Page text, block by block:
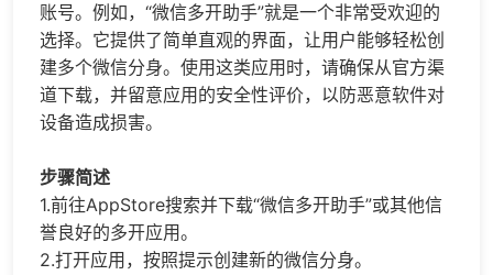
账号。例如，“微信多开助手”就是一个非常受欢迎的
选择。它提供了简单直观的界面，让用户能够轻松创
建多个微信分身。使用这类应用时，请确保从官方渠
道下载，并留意应用的安全性评价，以防恶意软件对
设备造成损害。
步骤简述
1.前往AppStore搜索并下载“微信多开助手”或其他信
誉良好的多开应用。
2.打开应用，按照提示创建新的微信分身。